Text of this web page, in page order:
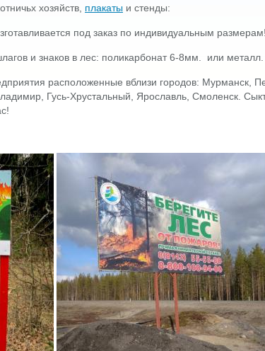
хозяйств, плакаты и стенды:
под заказ по индивидуальным размерам!
и знаков в лес: поликарбонат 6-8мм. или металл.
расположенные вблизи городов: Мурманск,
Гусь-Хрустальный, Ярославль, Смоленск.